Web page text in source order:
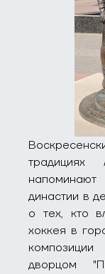
традициях
династии в
о тех, кто
хоккея в
дворцом